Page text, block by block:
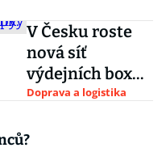
V Česku roste
nová síť
výdejních boxů
pro e-shopy.
chlazené
Doprava a logistika